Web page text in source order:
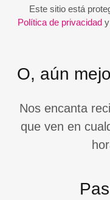
Este sitio está
Política de privacidad
O, aún
Nos encanta
que ven en